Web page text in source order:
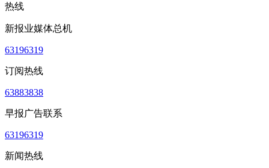
热线
新报业媒体总机
63196319
订阅热线
63883838
早报广告联系
63196319
新闻热线